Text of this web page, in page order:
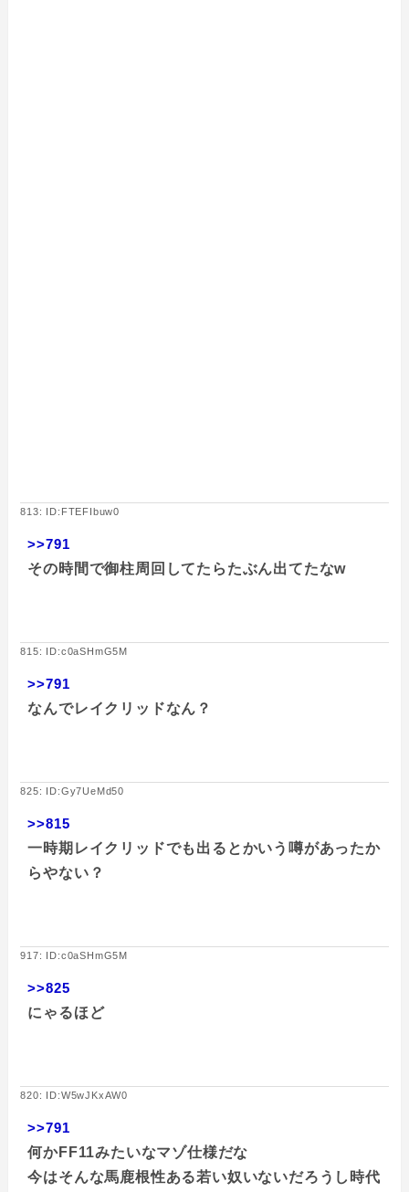
813: ID:FTEFIbuw0
>>791
その時間で御柱周回してたらたぶん出てたなw
815: ID:c0aSHmG5M
>>791
なんでレイクリッドなん？
825: ID:Gy7UeMd50
>>815
一時期レイクリッドでも出るとかいう噂があったか
らやない？
917: ID:c0aSHmG5M
>>825
にゃるほど
820: ID:W5wJKxAW0
>>791
何かFF11みたいなマゾ仕様だな
今はそんな馬鹿根性ある若い奴いないだろうし時代